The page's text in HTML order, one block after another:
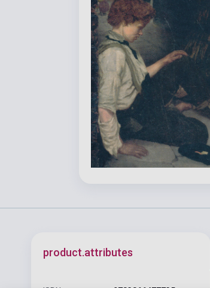
product.attributes